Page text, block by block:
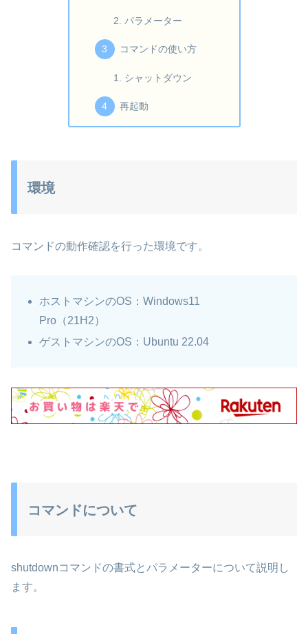
パラメーター
コマンドの使い方
シャットダウン
再起動
環境
コマンドの動作確認を行った環境です。
ホストマシンのOS：Windows11
Pro（21H2）
ゲストマシンのOS：Ubuntu 22.04
コマンドについて
shutdownコマンドの書式とパラメーターについて説明し
ます。